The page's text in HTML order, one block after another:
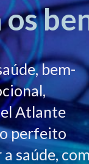
os
bem-
Atlante
perfeito
saúde,